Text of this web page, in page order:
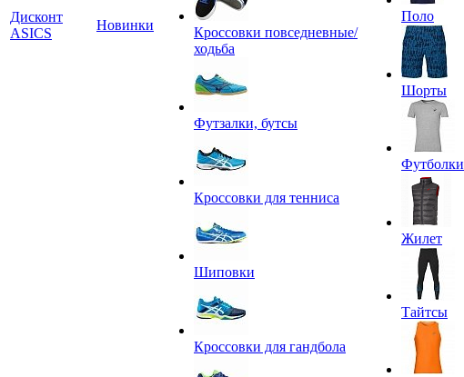
Дисконт
ASICS
Новинки
Кроссовки повседневные/
ходьба
Футзалки, бутсы
Кроссовки для тенниса
Шиповки
Кроссовки для гандбола
Поло
Шорты
Футболки
Жилет
Тайтсы